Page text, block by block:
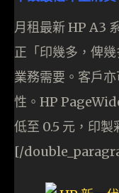
月租最新 HP A3
正「印幾多，俾
業務需要。客戶
性。HP
低至 0.5 元，印製
[/